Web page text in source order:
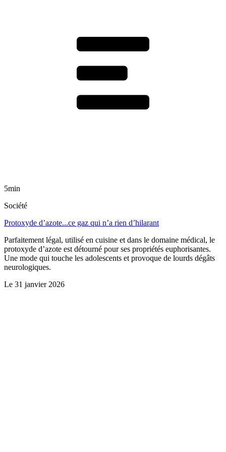
5min
Société
Protoxyde d’azote...ce gaz qui n’a rien d’hilarant
Parfaitement légal, utilisé en cuisine et dans le domaine médical, le
protoxyde d’azote est détourné pour ses propriétés euphorisantes.
Une mode qui touche les adolescents et provoque de lourds dégâts
neurologiques.
Le 31 janvier 2026